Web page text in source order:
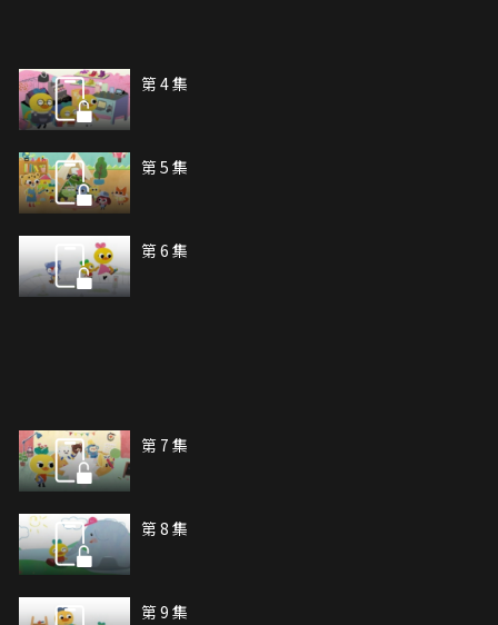
第 4 集
第 5 集
第 6 集
第 7 集
第 8 集
第 9 集